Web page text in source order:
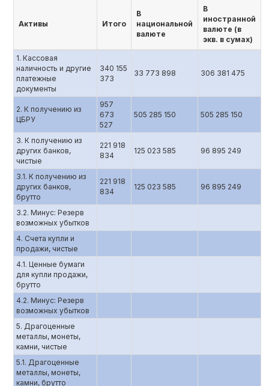
Активы Итого
В
национальной
валюте
В
иностранной
валюте (в
экв. в сумах)
1. Кассовая
наличность и другие
платежные
документы
340 155
373
33 773 898 306 381 475
2. К получению из
ЦБРУ
957
673
527
505 285 150 505 285 150
3. К получению из
других банков,
чистые
221 918
834
125 023 585 96 895 249
3.1. К получению из
других банков,
брутто
221 918
834
125 023 585 96 895 249
3.2. Минус: Резерв
возможных убытков
4. Счета купли и
продажи, чистые
4.1. Ценные бумаги
для купли продажи,
брутто
4.2. Минус: Резерв
возможных убытков
5. Драгоценные
металлы, монеты,
камни, чистые
5.1. Драгоценные
металлы, монеты,
камни, брутто